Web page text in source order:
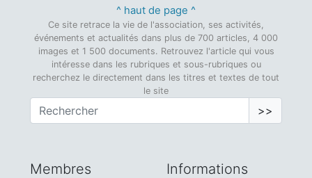
^ haut de page ^
Ce site retrace la vie de l'association, ses activités,
événements et actualités dans plus de 700 articles, 4 000
images et 1 500 documents. Retrouvez l'article qui vous
intéresse dans les rubriques et sous-rubriques ou
recherchez le directement dans les titres et textes de tout
le site
>>
Membres Informations